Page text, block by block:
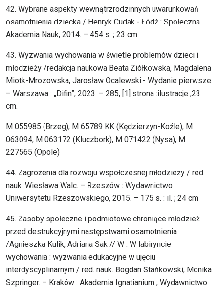
42. Wybrane aspekty wewnątrzrodzinnych uwarunkowań
osamotnienia dziecka / Henryk Cudak.- Łódź : Społeczna
Akademia Nauk, 2014. – 454 s. ; 23 cm
43. Wyzwania wychowania w świetle problemów dzieci i
młodzieży /redakcja naukowa Beata Ziółkowska, Magdalena
Miotk-Mrozowska, Jarosław Ocalewski.- Wydanie pierwsze.
– Warszawa : „Difin”, 2023. – 285, [1] strona :ilustracje ;23
cm.
M 055985 (Brzeg), M 65789 KK (Kędzierzyn-Koźle), M
063094, M 063172 (Kluczbork), M 071422 (Nysa), M
227565 (Opole)
44. Zagrożenia dla rozwoju współczesnej młodzieży / red.
nauk. Wiesława Walc. – Rzeszów : Wydawnictwo
Uniwersytetu Rzeszowskiego, 2015. – 175 s. : il. ; 24 cm
45. Zasoby społeczne i podmiotowe chroniące młodzież
przed destrukcyjnymi następstwami osamotnienia
/Agnieszka Kulik, Adriana Sak // W : W labiryncie
wychowania : wyzwania edukacyjne w ujęciu
interdyscyplinarnym / red. nauk. Bogdan Stańkowski, Monika
Szpringer. – Kraków : Akademia Ignatianium ; Wydawnictwo